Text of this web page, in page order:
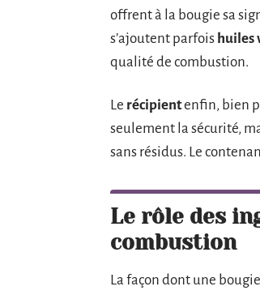
offrent à la bougie sa
s’ajoutent parfois huiles
qualité de combustion.
Le récipientenfin, bien
seulement la sécurité,
sans résidus. Le
Le rôle des
combustion
La façon dont une